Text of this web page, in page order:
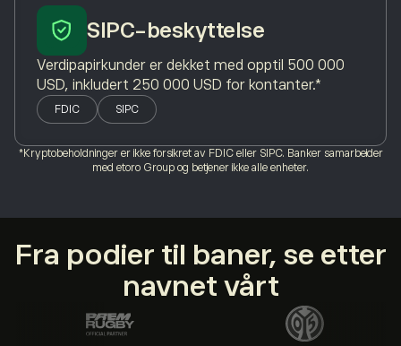
SIPC-beskyttelse
Verdipapirkunder er dekket med opptil 500 000
USD, inkludert 250 000 USD for kontanter.*
FDIC SIPC
*Kryptobeholdninger er ikke forsikret av FDIC eller SIPC. Banker samarbeider
med etoro Group og betjener ikke alle enheter.
Fra podier til baner, se etter
navnet vårt